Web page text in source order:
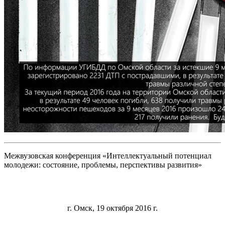
Межвузовская конференция «Интеллектуальный потенциал
молодежи: состояние, проблемы, перспективы развития»
г. Омск, 19 октября 2016 г.